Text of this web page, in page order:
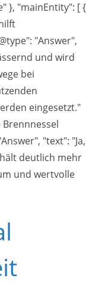
}, "mainEntity": [ {
"Answer",
und wird
bei
eingesetzt."
Brennnessel
"text": "Ja,
deutlich mehr
und wertvolle